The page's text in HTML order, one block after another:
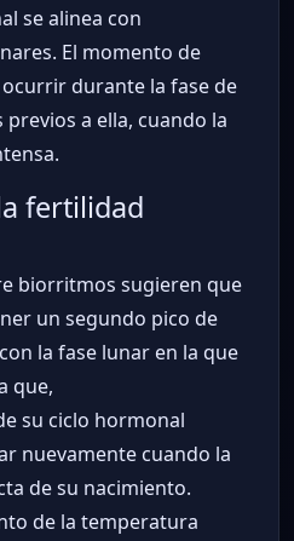
se alinea con
El momento de
durante la fase de
a ella, cuando la
fertilidad
biorritmos sugieren que
un segundo pico de
la fase lunar en la que
que,
su ciclo hormonal
nuevamente cuando la
de su nacimiento.
de la temperatura